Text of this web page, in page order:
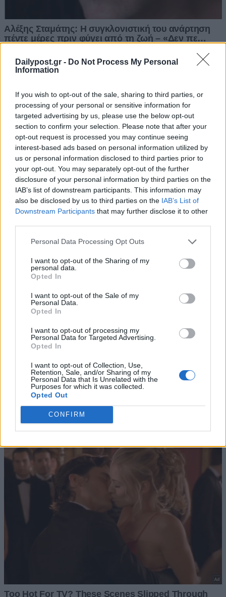
Dailypost.gr - Do Not Process My Personal
Information
If you wish to opt-out of the sale, sharing to third parties, or
processing of your personal or sensitive information for
targeted advertising by us, please use the below opt-out
section to confirm your selection. Please note that after your
opt-out request is processed you may continue seeing
interest-based ads based on personal information utilized by
us or personal information disclosed to third parties prior to
your opt-out. You may separately opt-out of the further
disclosure of your personal information by third parties on the
IAB’s list of downstream participants. This information may
also be disclosed by us to third parties on the IAB’s List of
Downstream Participants that may further disclose it to other
Personal Data Processing Opt Outs
I want to opt-out of the Sharing of my
personal data.
Opted In
I want to opt-out of the Sale of my
Personal Data.
Opted In
I want to opt-out of processing my
Personal Data for Targeted Advertising.
Opted In
I want to opt-out of Collection, Use,
Retention, Sale, and/or Sharing of my
Personal Data that Is Unrelated with the
Purposes for which it was collected.
Opted Out
CONFIRM